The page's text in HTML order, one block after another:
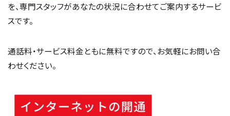
を、専門スタッフがあなたの状況に合わせてご案内するサービ
スです。
通話料・サービス料金ともに無料ですので、お気軽にお問い合
わせください。